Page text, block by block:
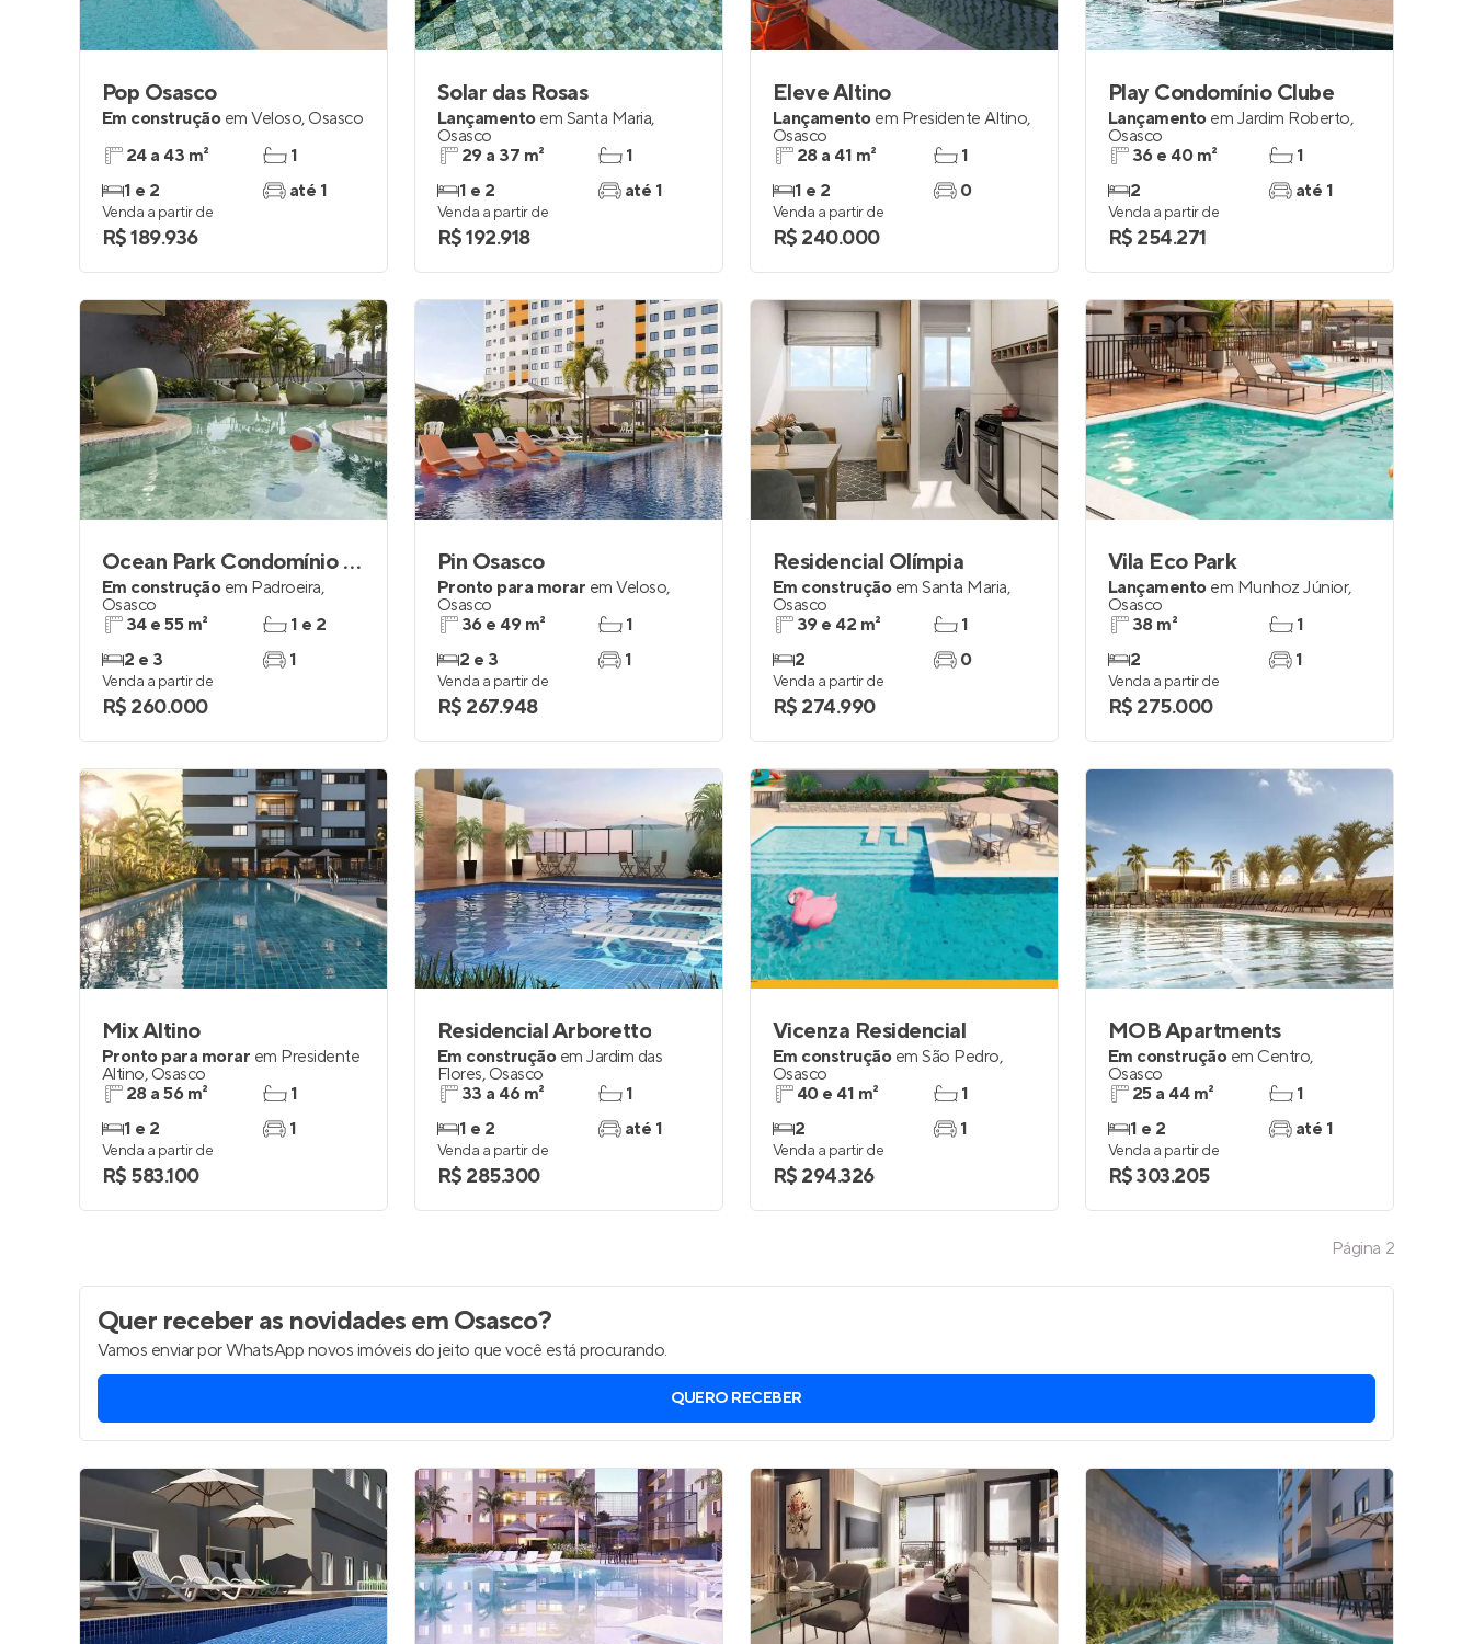
Entrar no Apto
Página 2
Pop Osasco
Em construção em Veloso, Osasco
24 a 43 m²
1 e 2
1
até 1
Venda a partir de
R$ 189.936
Solar das Rosas
Lançamento em Santa Maria,
Osasco
29 a 37 m²
1 e 2
1
até 1
Venda a partir de
R$ 192.918
Eleve Altino
Lançamento em Presidente Altino,
Osasco
28 a 41 m²
1 e 2
1
0
Venda a partir de
R$ 240.000
Play Condomínio Clube
Lançamento em Jardim Roberto,
Osasco
36 e 40 m²
2
1
até 1
Venda a partir de
R$ 254.271
Ocean Park Condomínio Clube
Em construção em Padroeira,
Osasco
34 e 55 m²
2 e 3
1 e 2
1
Venda a partir de
R$ 260.000
Pin Osasco
Pronto para morar em Veloso,
Osasco
36 e 49 m²
2 e 3
1
1
Venda a partir de
R$ 267.948
Residencial Olímpia
Em construção em Santa Maria,
Osasco
39 e 42 m²
2
1
0
Venda a partir de
R$ 274.990
Vila Eco Park
Lançamento em Munhoz Júnior,
Osasco
38 m²
2
1
1
Venda a partir de
R$ 275.000
Mix Altino
Pronto para morar em Presidente
Altino, Osasco
28 a 56 m²
1 e 2
1
1
Venda a partir de
R$ 583.100
Residencial Arboretto
Em construção em Jardim das
Flores, Osasco
33 a 46 m²
1 e 2
1
até 1
Venda a partir de
R$ 285.300
Vicenza Residencial
Em construção em São Pedro,
Osasco
40 e 41 m²
2
1
1
Venda a partir de
R$ 294.326
MOB Apartments
Em construção em Centro,
Osasco
25 a 44 m²
1 e 2
1
até 1
Venda a partir de
R$ 303.205
Quer receber as novidadesem Osasco?
Vamos enviar por WhatsApp novos imóveis do jeito que você está procurando.
QUERO RECEBER